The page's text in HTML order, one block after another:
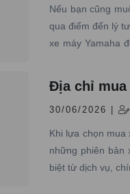
Nếu bạn cũng
qua điểm đến lý
xe máy Yamaha
Địa chỉ mua
30/06/2026 |
Khi lựa chọn mua
những phiên bản
biệt từ dịch vụ,